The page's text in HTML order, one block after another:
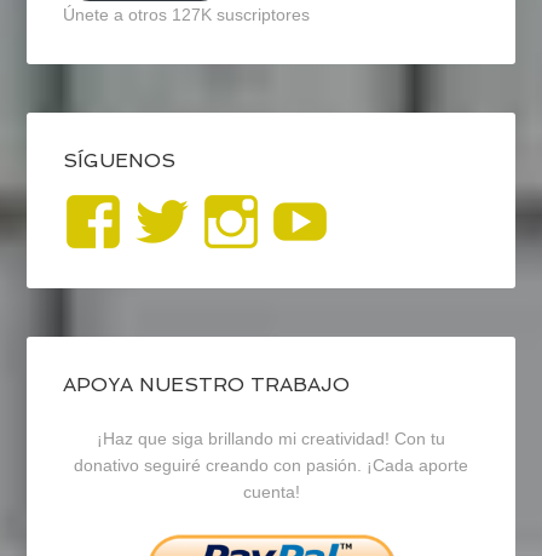
Únete a otros 127K suscriptores
SÍGUENOS
Ver
perfil
de
blogrecursosep
en
Facebook
Ver
perfil
de
recursosep
en
Twitter
Ver
perfil
de
recursosep
en
Instagram
APOYA NUESTRO TRABAJO
¡Haz que siga brillando mi creatividad! Con tu
donativo seguiré creando con pasión. ¡Cada aporte
cuenta!